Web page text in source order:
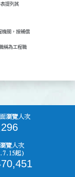
表提列其
機關，按補償
稱為工程職
瀏覽人次
覽人次
起)